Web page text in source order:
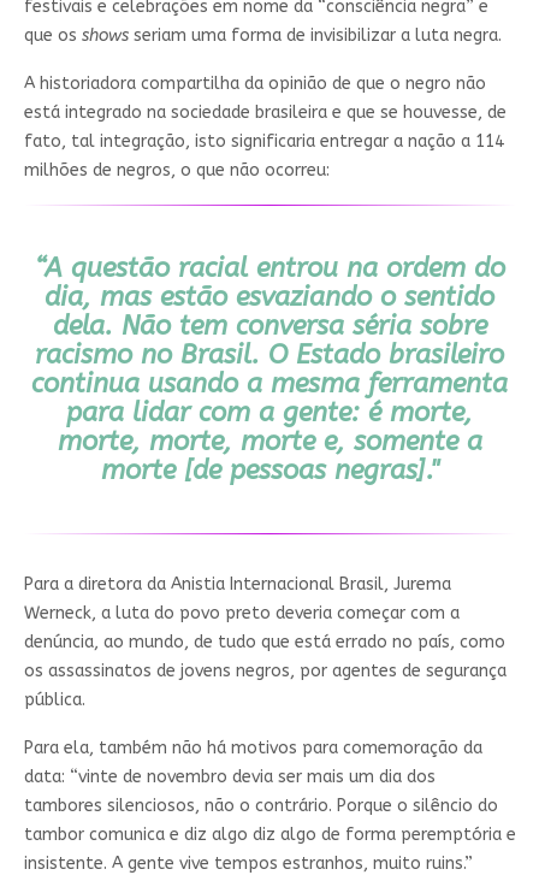
festivais e celebrações em nome da “consciência negra” e
que os showsseriam uma forma de invisibilizar a luta negra.
A historiadora compartilha da opinião de que o negro não
está integrado na sociedade brasileira e que se houvesse, de
fato, tal integração, isto significaria entregar a nação a 114
milhões de negros, o que não ocorreu:
“A questão racial entrou na ordem do
dia, mas estão esvaziando o sentido
dela. Não tem conversa séria sobre
racismo no Brasil. O Estado brasileiro
continua usando a mesma ferramenta
para lidar com a gente: é morte,
morte, morte, morte e, somente a
morte [de pessoas negras]."
Para a diretora da Anistia Internacional Brasil, Jurema
Werneck, a luta do povo preto deveria começar com a
denúncia, ao mundo, de tudo que está errado no país, como
os assassinatos de jovens negros, por agentes de segurança
pública.
Para ela, também não há motivos para comemoração da
data: “vinte de novembro devia ser mais um dia dos
tambores silenciosos, não o contrário. Porque o silêncio do
tambor comunica e diz algo diz algo de forma peremptória e
insistente. A gente vive tempos estranhos, muito ruins.”